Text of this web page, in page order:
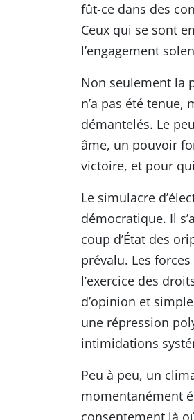
fût-ce dans des
Ceux qui se sont
l’engagement
Non seulement la
n’a pas été
démantelés. Le
âme, un pouvoir
victoire, et pour
Le simulacre
démocratique. Il
coup d’État des
prévalu. Les
l’exercice des
d’opinion et
une répression
intimidations
Peu à peu, un
momentanément